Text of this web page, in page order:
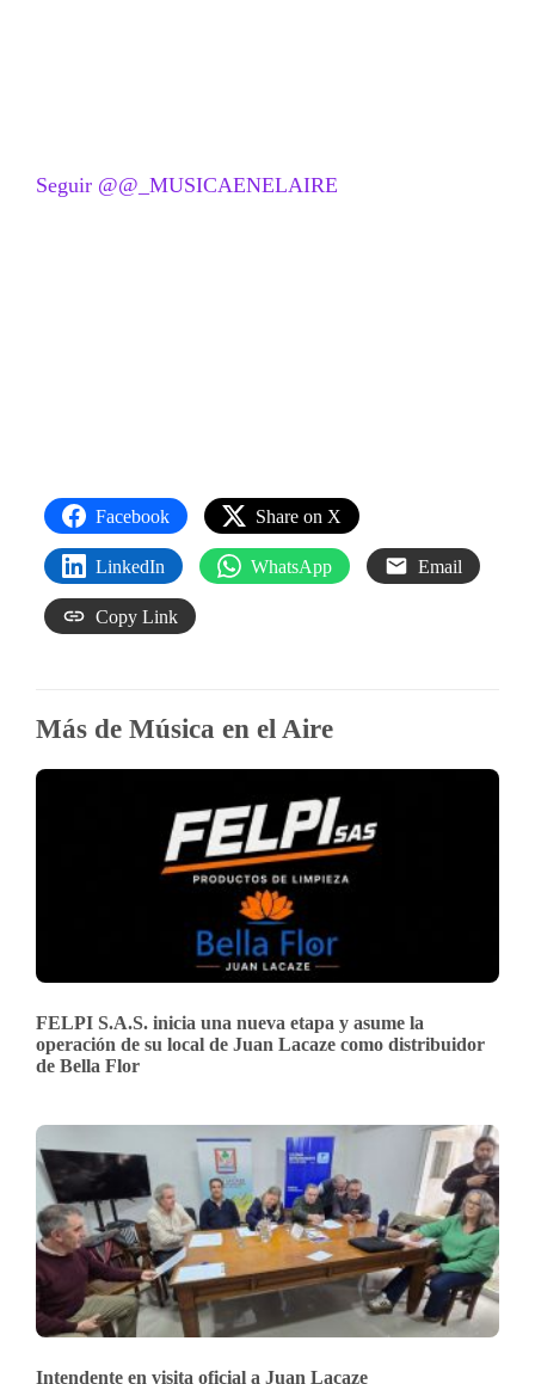
Seguir @@_MUSICAENELAIRE
Facebook Share on X
LinkedIn WhatsApp Email
Copy Link
Más de Música en el Aire
FELPI S.A.S. inicia una nueva etapa y asume la
operación de su local de Juan Lacaze como distribuidor
de Bella Flor
Intendente en visita oficial a Juan Lacaze